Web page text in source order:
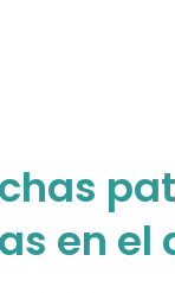
en el